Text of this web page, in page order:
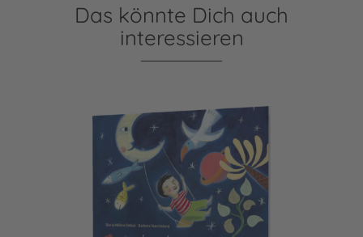
Das könnte Dich auch
interessieren